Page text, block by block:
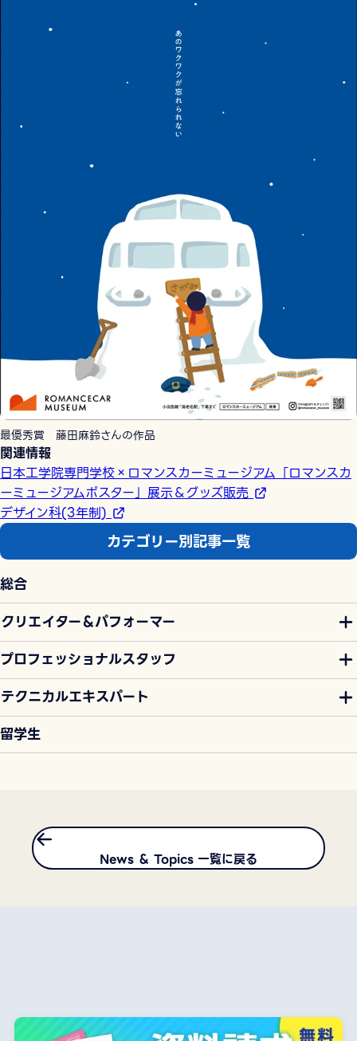
最優秀賞 藤田麻鈴さんの作品
関連情報
日本工学院専門学校×ロマンスカーミュージアム「ロマンスカ
ーミュージアムポスター」展示＆グッズ販売
デザイン科(3年制)
カテゴリー別記事一覧
総合
クリエイター＆パフォーマー
プロフェッショナルスタッフ
テクニカルエキスパート
留学生
News ＆ Topics 一覧に戻る